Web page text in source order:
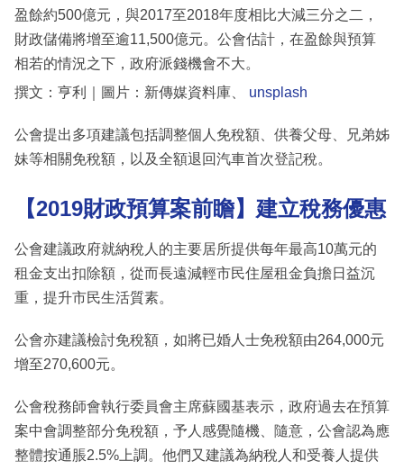
盈餘約500億元，與2017至2018年度相比大減三分之二，
財政儲備將增至逾11,500億元。公會估計，在盈餘與預算
相若的情況之下，政府派錢機會不大。
撰文：亨利｜圖片：新傳媒資料庫、 unsplash
公會提出多項建議包括調整個人免稅額、供養父母、兄弟姊
妹等相關免稅額，以及全額退回汽車首次登記稅。
【2019財政預算案前瞻】建立稅務優惠
公會建議政府就納稅人的主要居所提供每年最高10萬元的
租金支出扣除額，從而長遠減輕市民住屋租金負擔日益沉
重，提升市民生活質素。
公會亦建議檢討免稅額，如將已婚人士免稅額由264,000元
增至270,600元。
公會稅務師會執行委員會主席蘇國基表示，政府過去在預算
案中會調整部分免稅額，予人感覺隨機、隨意，公會認為應
整體按通脹2.5%上調。他們又建議為納稅人和受養人提供